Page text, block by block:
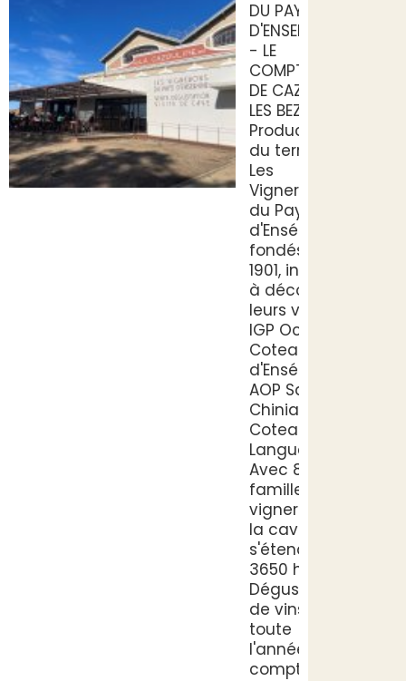
DU PAYS
D'ENSERUNE
- LE
COMPTOIR
DE CAZOULS
LES BEZIERS
Producteurs
du terroir
Les
Vignerons
du Pays
d'Ensérune,
fondés en
1901, invitent
à découvrir
leurs vins :
IGP Oc, IGP
Coteaux
d'Ensérune,
AOP Saint-
Chinian et
Coteaux du
Languedoc.
Avec 800
familles de
vignerons,
la cave
s'étend sur
3650 ha.
Dégustation
de vins
toute
l'année au
comptoir.